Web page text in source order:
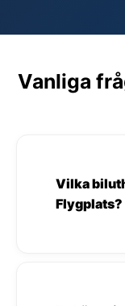
Vanliga
Vilka
Flygplats?